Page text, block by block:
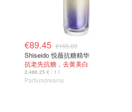
€89.45 €165.00
Shiseido 悦薇抗糖精华
抗老先抗糖，去黄美白
2,486.25 € / 1 l
Parfumdreams